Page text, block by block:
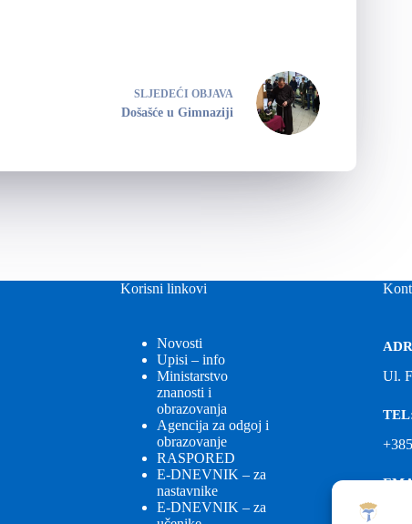
SLJEDEĆI OBJAVA
Došašće u Gimnaziji
Korisni linkovi
Novosti
Upisi – info
Ministarstvo
znanosti i
obrazovanja
Agencija za odgoj i
obrazovanje
RASPORED
E-DNEVNIK – za
nastavnike
E-DNEVNIK – za
Ul.